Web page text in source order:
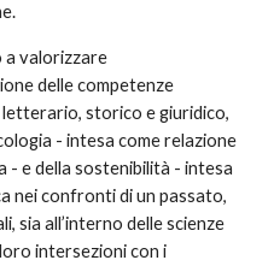
a valorizzare
delle competenze
storico e giuridico,
- intesa come relazione
- e della sostenibilità - intesa
nei confronti di un passato,
sia all’interno delle scienze
intersezioni con i